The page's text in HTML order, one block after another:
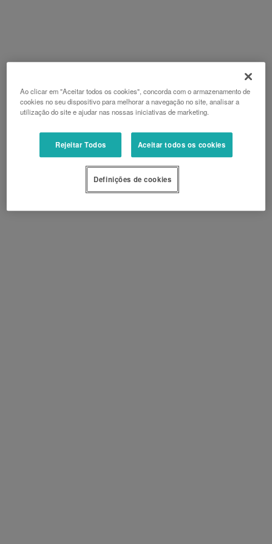
Ao clicar em "Aceitar todos os cookies", concorda com o armazenamento de
cookies no seu dispositivo para melhorar a navegação no site, analisar a
utilização do site e ajudar nas nossas iniciativas de marketing.
Rejeitar Todos Aceitar todos os cookies
Definições de cookies